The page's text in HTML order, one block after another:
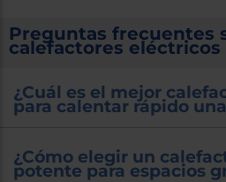
Preguntas frecuentes
calefactores eléctricos
¿Cuál es el mejor
para calentar rápido
¿Cómo elegir un
potente para espacios